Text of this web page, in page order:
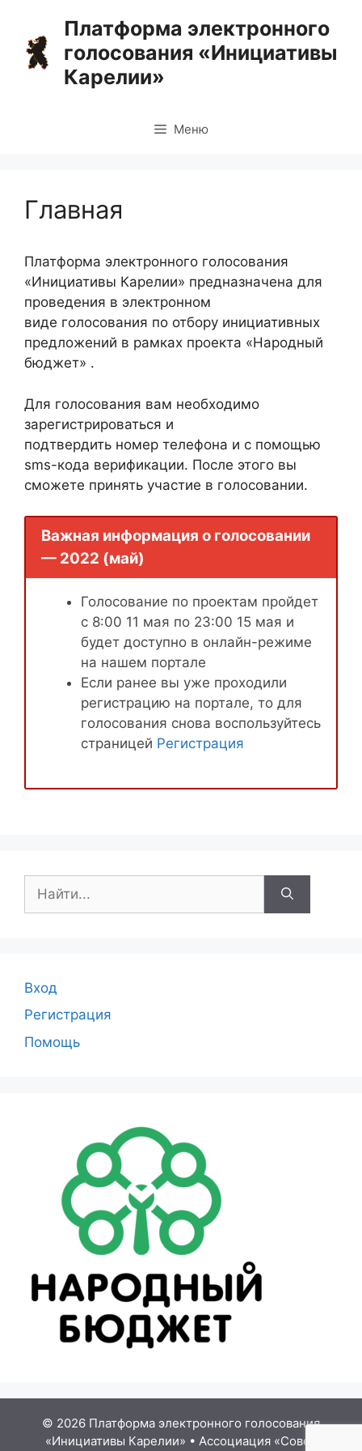
содержимому
Платформа электронного
голосования «Инициативы
Карелии»
Меню
Главная
Платформа электронного голосования
«Инициативы Карелии» предназначена для
проведения в электронном
виде голосования по отбору инициативных
предложений в рамках проекта «Народный
бюджет» .
Для голосования вам необходимо
зарегистрироваться и
подтвердить номер телефона и с помощью
sms-кода верификации. После этого вы
сможете принять участие в голосовании.
Важная информация о голосовании
— 2022 (май)
Голосование по проектам пройдет
с 8:00 11 мая по 23:00 15 мая и
будет доступно в онлайн-режиме
на нашем портале
Если ранее вы уже проходили
регистрацию на портале, то для
голосования снова воспользуйтесь
страницей Регистрация
Вход
Регистрация
Помощь
© 2026 Платформа электронного голосования
«Инициативы Карелии» • Ассоциация «Совет